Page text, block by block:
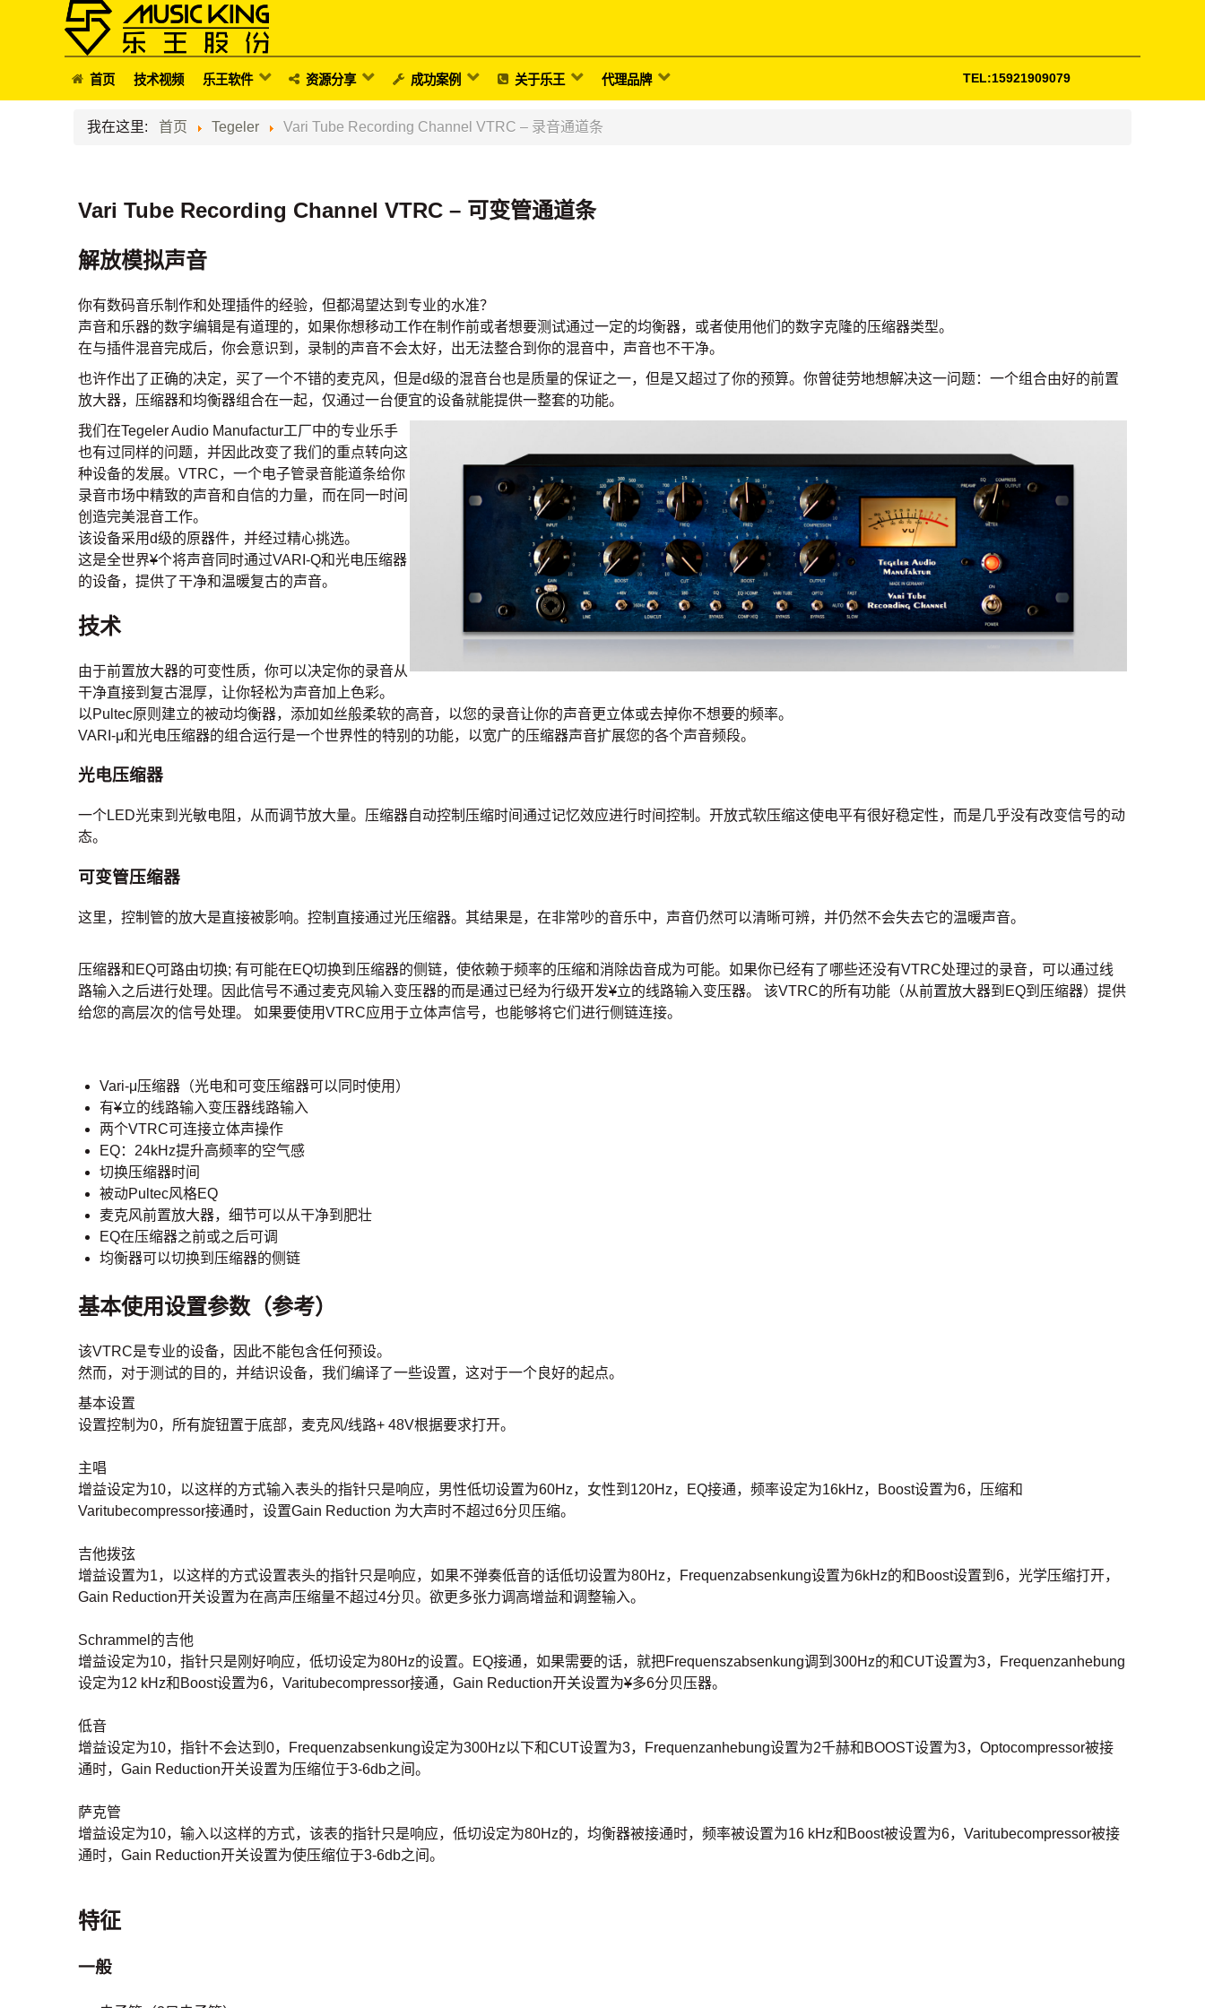
首页 技术视频 乐王软件 资源分享 成功案例 关于乐王 代理品牌 TEL:15921909079
我在这里: 首页 Tegeler Vari Tube Recording Channel VTRC – 录音通道条
Vari Tube Recording Channel VTRC – 可变管通道条
解放模拟声音
你有数码音乐制作和处理插件的经验，但都渴望达到专业的水准？
声音和乐器的数字编辑是有道理的，如果你想移动工作在制作前或者想要测试通过一定的均衡器，或者使用他们的数字克隆的压缩器类型。
在与插件混音完成后，你会意识到，录制的声音不会太好，出无法整合到你的混音中，声音也不干净。
也许作出了正确的决定，买了一个不错的麦克风，但是d级的混音台也是质量的保证之一，但是又超过了你的预算。你曾徒劳地想解决这一问题：一个组合由好的前置
放大器，压缩器和均衡器组合在一起，仅通过一台便宜的设备就能提供一整套的功能。
我们在Tegeler Audio Manufactur工厂中的专业乐手
也有过同样的问题，并因此改变了我们的重点转向这
种设备的发展。VTRC，一个电子管录音能道条给你
录音市场中精致的声音和自信的力量，而在同一时间
创造完美混音工作。
该设备采用d级的原器件，并经过精心挑选。
这是全世界¥个将声音同时通过VARI-Q和光电压缩器
的设备，提供了干净和温暖复古的声音。
技术
由于前置放大器的可变性质，你可以决定你的录音从
干净直接到复古混厚，让你轻松为声音加上色彩。
以Pultec原则建立的被动均衡器，添加如丝般柔软的高音，以您的录音让你的声音更立体或去掉你不想要的频率。
VARI-μ和光电压缩器的组合运行是一个世界性的特别的功能，以宽广的压缩器声音扩展您的各个声音频段。
光电压缩器
一个LED光束到光敏电阻，从而调节放大量。压缩器自动控制压缩时间通过记忆效应进行时间控制。开放式软压缩这使电平有很好稳定性，而是几乎没有改变信号的动
态。
可变管压缩器
这里，控制管的放大是直接被影响。控制直接通过光压缩器。其结果是，在非常吵的音乐中，声音仍然可以清晰可辨，并仍然不会失去它的温暖声音。
压缩器和EQ可路由切换; 有可能在EQ切换到压缩器的侧链，使依赖于频率的压缩和消除齿音成为可能。如果你已经有了哪些还没有VTRC处理过的录音，可以通过线
路输入之后进行处理。因此信号不通过麦克风输入变压器的而是通过已经为行级开发¥立的线路输入变压器。 该VTRC的所有功能（从前置放大器到EQ到压缩器）提供
给您的高层次的信号处理。 如果要使用VTRC应用于立体声信号，也能够将它们进行侧链连接。
Vari-μ压缩器（光电和可变压缩器可以同时使用）
有¥立的线路输入变压器线路输入
两个VTRC可连接立体声操作
EQ：24kHz提升高频率的空气感
切换压缩器时间
被动Pultec风格EQ
麦克风前置放大器，细节可以从干净到肥壮
EQ在压缩器之前或之后可调
均衡器可以切换到压缩器的侧链
基本使用设置参数（参考）
该VTRC是专业的设备，因此不能包含任何预设。
然而，对于测试的目的，并结识设备，我们编译了一些设置，这对于一个良好的起点。
基本设置
设置控制为0，所有旋钮置于底部，麦克风/线路+ 48V根据要求打开。
主唱
增益设定为10，以这样的方式输入表头的指针只是响应，男性低切设置为60Hz，女性到120Hz，EQ接通，频率设定为16kHz，Boost设置为6，压缩和
Varitubecompressor接通时，设置Gain Reduction 为大声时不超过6分贝压缩。
吉他拨弦
增益设置为1，以这样的方式设置表头的指针只是响应，如果不弹奏低音的话低切设置为80Hz，Frequenzabsenkung设置为6kHz的和Boost设置到6，光学压缩打开，
Gain Reduction开关设置为在高声压缩量不超过4分贝。欲更多张力调高增益和调整输入。
Schrammel的吉他
增益设定为10，指针只是刚好响应，低切设定为80Hz的设置。EQ接通，如果需要的话，就把Frequenszabsenkung调到300Hz的和CUT设置为3，Frequenzanhebung
设定为12 kHz和Boost设置为6，Varitubecompressor接通，Gain Reduction开关设置为¥多6分贝压器。
低音
增益设定为10，指针不会达到0，Frequenzabsenkung设定为300Hz以下和CUT设置为3，Frequenzanhebung设置为2千赫和BOOST设置为3，Optocompressor被接
通时，Gain Reduction开关设置为压缩位于3-6db之间。
萨克管
增益设定为10，输入以这样的方式，该表的指针只是响应，低切设定为80Hz的，均衡器被接通时，频率被设置为16 kHz和Boost被设置为6，Varitubecompressor被接
通时，Gain Reduction开关设置为使压缩位于3-6db之间。
特征
一般